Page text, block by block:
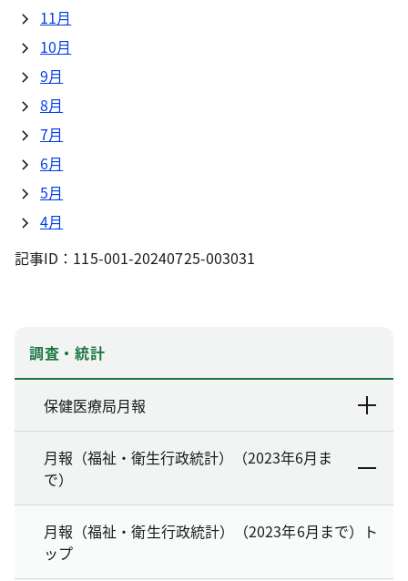
11月
10月
9月
8月
7月
6月
5月
4月
記事ID：115-001-20240725-003031
調査・統計
保健医療局月報
月報（福祉・衛生行政統計）（2023年6月ま
で）
月報（福祉・衛生行政統計）（2023年6月まで）ト
ップ